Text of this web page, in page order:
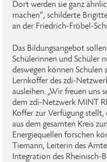
Dort werden sie ganz
machen“, schilderte
an der Friedrich-Fröbel-
Das Bildungsangebot
Schülerinnen und Schüler
deswegen können Schulen
Lernkoffer des zdi-
ausleihen. „Wir freuen uns
dem zdi-Netzwerk MINT
Koffer zur Verfügung stellt,
aus dem gesamten Kreis
Energiequellen forschen
Tiemann, Leiterin des
Integration des Rheinisch-